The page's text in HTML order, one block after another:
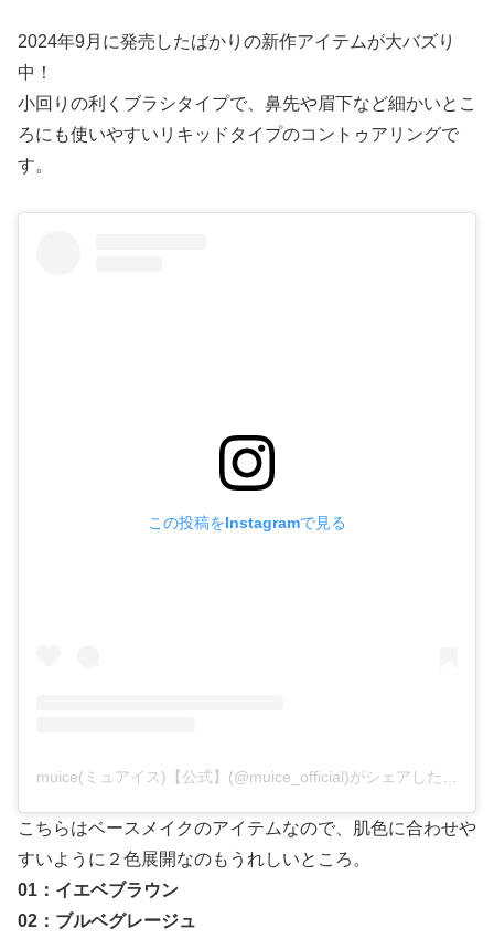
2024年9月に発売したばかりの新作アイテムが大バズり
中！
小回りの利くブラシタイプで、鼻先や眉下など細かいとこ
ろにも使いやすいリキッドタイプのコントゥアリングで
す。
この投稿をInstagramで見る
こちらはベースメイクのアイテムなので、肌色に合わせや
すいように２色展開なのもうれしいところ。
01：イエベブラウン
02：ブルベグレージュ